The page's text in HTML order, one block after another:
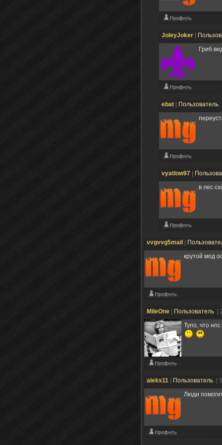
JoleyJoker
Гриб
ebat Пользователь
vyatlow97
в лес
vvgvvg5mail
крутой мод
MileOne Пользователь
|
Тупо, что
aleks11 Пользователь
|
Люди